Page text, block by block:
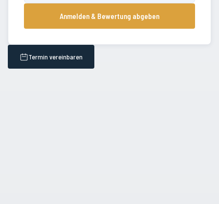
Anmelden & Bewertung abgeben
Termin vereinbaren